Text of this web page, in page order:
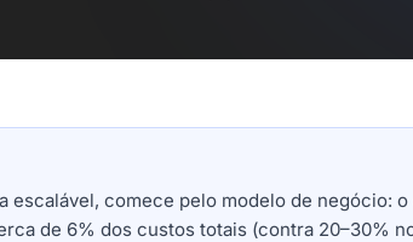
escalável, comece pelo modelo de negócio:
de 6% dos custos totais (contra 20–30%